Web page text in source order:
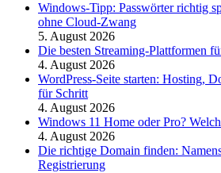
Windows-Tipp: Passwörter richtig
ohne Cloud-Zwang
5. August 2026
Die besten Streaming-Plattformen
4. August 2026
WordPress-Seite starten: Hosting,
für Schritt
4. August 2026
Windows 11 Home oder Pro?
4. August 2026
Die richtige Domain finden:
Registrierung